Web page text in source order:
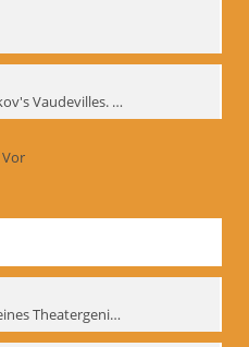
An Evening of Checkov's Vaudevilles. The Evils of Tobacco, The Bear, The Marriage Proposal
Vor
Meyerhold – Profil eines Theatergenies. Vortrag. Arbeitsdemonstration - interne Signatur: BM-prt-203